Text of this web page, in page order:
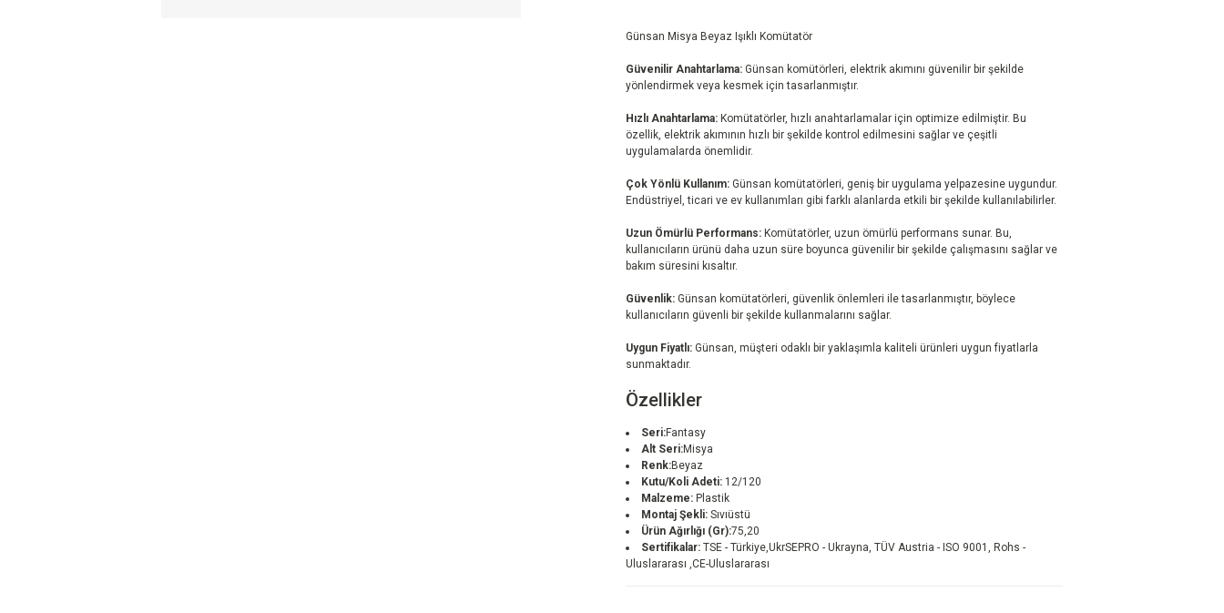
Günsan Misya Beyaz Işıklı Komütatör
Güvenilir Anahtarlama: Günsan komütörleri, elektrik akımını güvenilir bir şekilde
yönlendirmek veya kesmek için tasarlanmıştır.
Hızlı Anahtarlama: Komütatörler, hızlı anahtarlamalar için optimize edilmiştir. Bu
özellik, elektrik akımının hızlı bir şekilde kontrol edilmesini sağlar ve çeşitli
uygulamalarda önemlidir.
Çok Yönlü Kullanım: Günsan komütatörleri, geniş bir uygulama yelpazesine uygundur.
Endüstriyel, ticari ve ev kullanımları gibi farklı alanlarda etkili bir şekilde kullanılabilirler.
Uzun Ömürlü Performans: Komütatörler, uzun ömürlü performans sunar. Bu,
kullanıcıların ürünü daha uzun süre boyunca güvenilir bir şekilde çalışmasını sağlar ve
bakım süresini kısaltır.
Güvenlik: Günsan komütatörleri, güvenlik önlemleri ile tasarlanmıştır, böylece
kullanıcıların güvenli bir şekilde kullanmalarını sağlar.
Uygun Fiyatlı: Günsan, müşteri odaklı bir yaklaşımla kaliteli ürünleri uygun fiyatlarla
sunmaktadır.
Özellikler
Seri:Fantasy
Alt Seri:Misya
Renk:Beyaz
Kutu/Koli Adeti: 12/120
Malzeme: Plastik
Montaj Şekli: Sıvıüstü
Ürün Ağırlığı (Gr):75,20
Sertifikalar: TSE - Türkiye,UkrSEPRO - Ukrayna, TÜV Austria - ISO 9001, Rohs -
Uluslararası ,CE-Uluslararası